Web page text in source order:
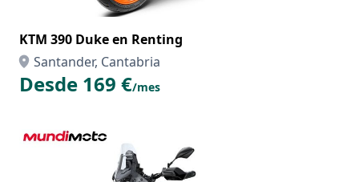
KTM 390 Duke en Renting
Santander, Cantabria
Desde 169 €/mes